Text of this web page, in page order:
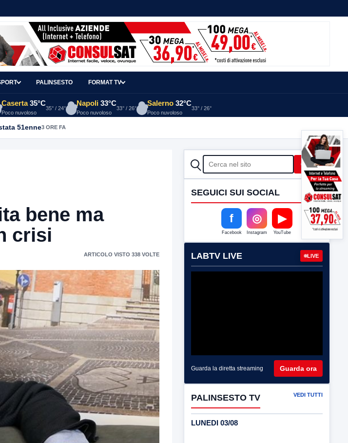
PALINSESTO FORMAT TV
Caserta 35°C
Poco nuvoloso
35° / 24°
Napoli 33°C
Poco nuvoloso
33° / 26°
Salerno 32°C
Poco nuvoloso
33° / 26°
51enne3 ORE FA
bene ma
crisi
ARTICOLO VISTO 338 VOLTE
CERCA Cerca
SEGUICI SUI SOCIAL
f
Facebook
◎
Instagram
▶
YouTube
LABTV LIVE LIVE
Guarda la diretta streaming Guarda ora
PALINSESTO TV VEDI TUTTI
LUNEDI 03/08